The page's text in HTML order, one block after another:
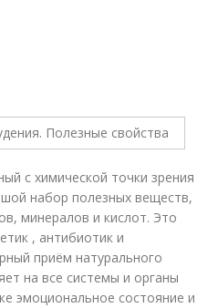
с химической точки зрения
набор полезных веществ,
минералов и кислот. Это
, антибиотик и
приём натурального
на все системы и органы
эмоциональное состояние и